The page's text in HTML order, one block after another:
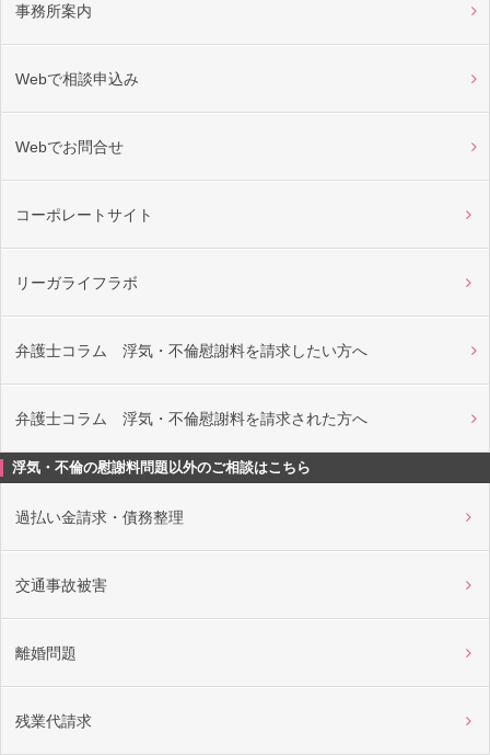
事務所案内
Webで相談申込み
Webでお問合せ
コーポレートサイト
リーガライフラボ
弁護士コラム 浮気・不倫慰謝料を請求したい方へ
弁護士コラム 浮気・不倫慰謝料を請求された方へ
浮気・不倫の慰謝料問題以外のご相談はこちら
過払い金請求・債務整理
交通事故被害
離婚問題
残業代請求